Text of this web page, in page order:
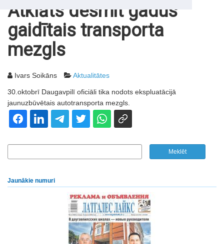
Atklāts desmit gadus
gaidītais transporta
mezgls
Ivars Soikāns Aktualitātes
30.oktobrī Daugavpilī oficiāli tika nodots ekspluatācijā
jaunuzbūvētais autotransporta mezgls.
Jaunākie numuri